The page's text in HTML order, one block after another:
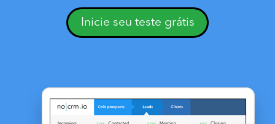
Inicie seu teste grátis